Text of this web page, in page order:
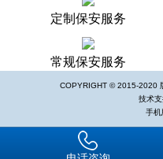
人弘扬社会公德、乐于助人
与此同时，类似的事件
醒：家长应当时刻注意孩子
以免发生意外。
定制保安服务
常规保安服务
COPYRIGHT © 2015-2020
技术
手机